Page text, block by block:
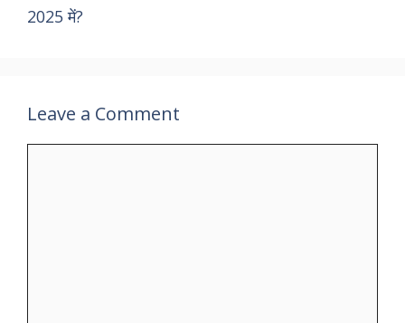
2025 में?
Leave a Comment